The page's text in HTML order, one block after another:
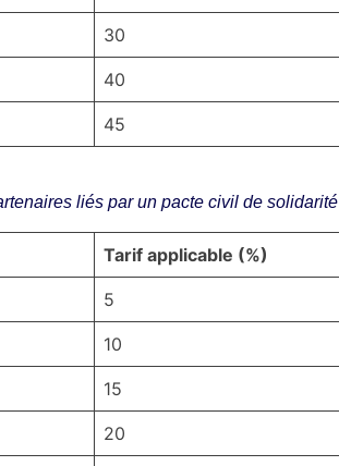
30
40
45
liés par un pacte civil de
Tarif applicable (%)
5
10
15
20